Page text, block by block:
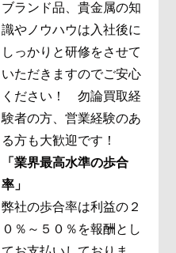
ブランド品、貴金属の知
識やノウハウは入社後に
しっかりと研修をさせて
いただきますのでご安心
ください！ 勿論買取経
験者の方、営業経験のあ
る方も大歓迎です！
「業界最高水準の歩合
率」
弊社の歩合率は利益の２
０％～５０％を報酬とし